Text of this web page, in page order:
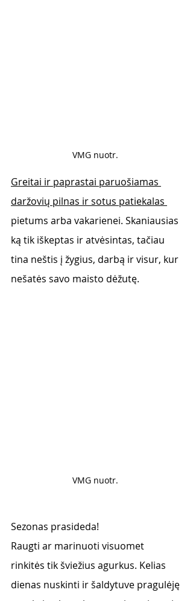
VMG nuotr.
Greitai ir paprastai paruošiamas
daržovių pilnas ir sotus patiekalas
pietums arba vakarienei. Skaniausias
ką tik iškeptas ir atvėsintas, tačiau
tina neštis į žygius, darbą ir visur, kur
nešatės savo maisto dėžutę.
VMG nuotr.
Sezonas prasideda!
Raugti ar marinuoti visuomet
rinkitės tik šviežius agurkus. Kelias
dienas nuskinti ir šaldytuve pragulėję